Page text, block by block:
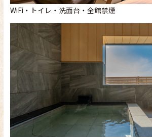
WiFi・トイレ・洗面台・全館禁煙